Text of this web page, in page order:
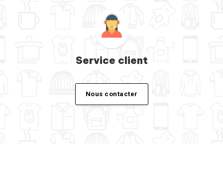
Service client
Nous contacter